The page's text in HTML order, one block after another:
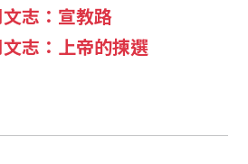
文志：宣教路
文志：上帝的揀選